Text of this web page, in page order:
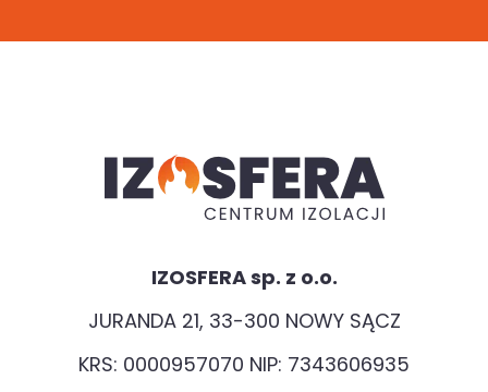
IZOSFERA sp. z o.o.
JURANDA 21, 33-300 NOWY SĄCZ
KRS: 0000957070 NIP: 7343606935